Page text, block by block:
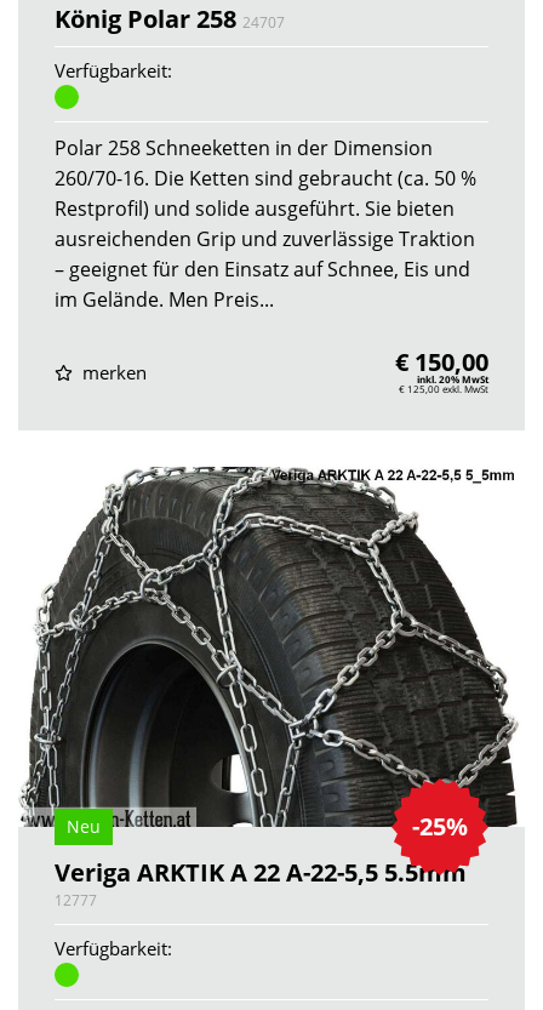
König Polar 258 24707
Verfügbarkeit:
Polar 258 Schneeketten in der Dimension
260/70-16. Die Ketten sind gebraucht (ca. 50 %
Restprofil) und solide ausgeführt. Sie bieten
ausreichenden Grip und zuverlässige Traktion
– geeignet für den Einsatz auf Schnee, Eis und
im Gelände. Men Preis...
merken € 150,00
inkl. 20% MwSt
€ 125,00exkl. MwSt
-25%
Neu
Veriga ARKTIK A 22 A-22-5,5 5.5mm
12777
Verfügbarkeit: